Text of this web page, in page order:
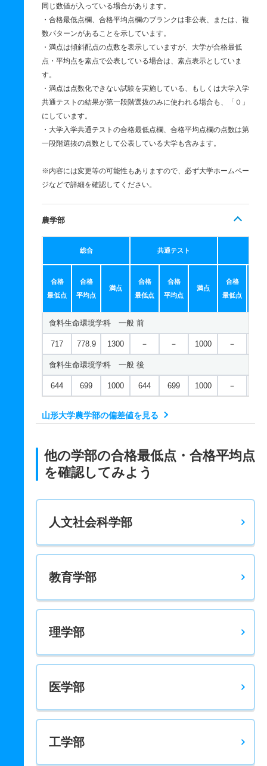
同じ数値が入っている場合があります。
・合格最低点欄、合格平均点欄のブランクは非公表、または、複
数パターンがあることを示しています。
・満点は傾斜配点の点数を表示していますが、大学が合格最低
点・平均点を素点で公表している場合は、素点表示としていま
す。
・満点は点数化できない試験を実施している、もしくは大学入学
共通テストの結果が第一段階選抜のみに使われる場合も、「０」
にしています。
・大学入学共通テストの合格最低点欄、合格平均点欄の点数は第
一段階選抜の点数として公表している大学も含みます。
※内容には変更等の可能性もありますので、必ず大学ホームペー
ジなどで詳細を確認してください。
農学部
総合 共通テスト
合格
最低点
合格
平均点
満点
合格
最低点
合格
平均点
満点
合格
最低点
食料生命環境学科 一般 前
717 778.9 1300 － － 1000 －
食料生命環境学科 一般 後
644 699 1000 644 699 1000 －
山形大学農学部の偏差値を見る
他の学部の合格最低点・合格平均点
を確認してみよう
人文社会科学部
教育学部
理学部
医学部
工学部